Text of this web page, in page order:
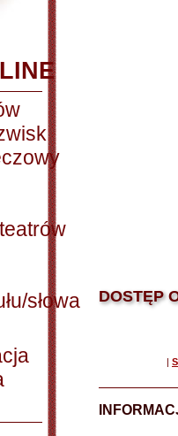
słowa
DOSTĘP
|